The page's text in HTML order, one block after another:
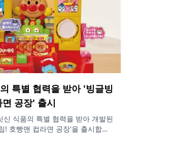
특별 협력을 받아 '빙글빙
공장' 출시
식품의 특별 협력을 받아 개발된
! 호빵맨 컵라면 공장'을 출시합니
국에서 판매됩니다.